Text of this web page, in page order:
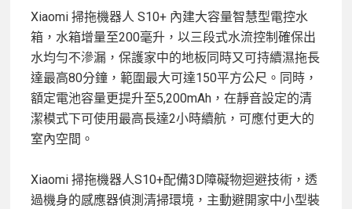
Xiaomi 掃拖機器人 S10+ 內建大容量智慧型電控水
箱，水箱增量至200毫升，以三段式水流控制確保出
水均勻不滲漏，保護家中的地板同時又可持續濕拖長
達最高80分鐘，範圍最大可達150平方公尺。同時，
額定電池容量更提升至5,200mAh，在靜音設定的清
潔模式下可使用最高長達2小時續航，可應付更大的
室內空間。
Xiaomi 掃拖機器人S10+配備3D障礙物迴避技術，透
過機身的感應器偵測清掃環境，主動避開家中小型裝